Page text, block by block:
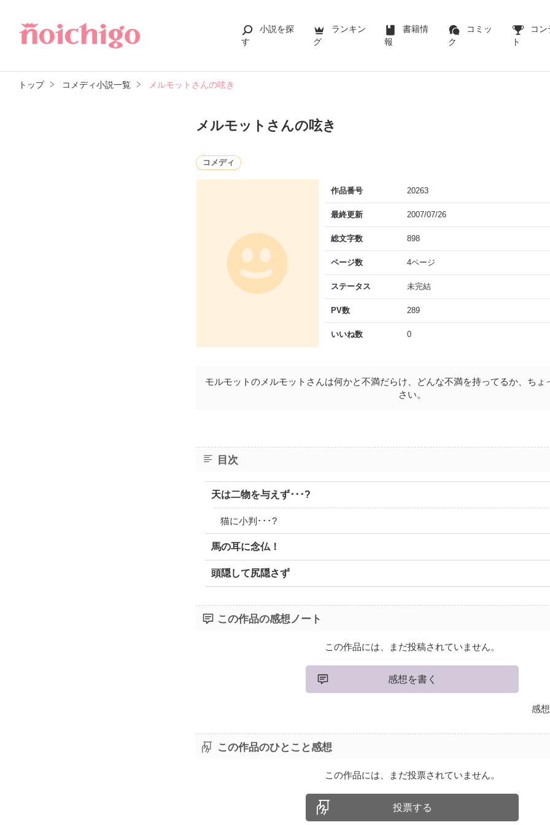
小説を探
す
ランキン
グ
書籍情
報
コミッ
ク
コン
ト
トップ コメディ小説一覧 メルモットさんの呟き
メルモットさんの呟き
コメディ
作品番号 20263
最終更新 2007/07/26
総文字数 898
ページ数 4ページ
ステータス 未完結
PV数 289
いいね数 0
モルモットのメルモットさんは何かと不満だらけ、どんな不満を持ってるか、ちょ
さい。
目次
天は二物を与えず･･･?
猫に小判･･･?
馬の耳に念仏！
頭隠して尻隠さず
この作品の感想ノート
この作品には、まだ投稿されていません。
感想を書く
感
この作品のひとこと感想
この作品には、まだ投票されていません。
投票する